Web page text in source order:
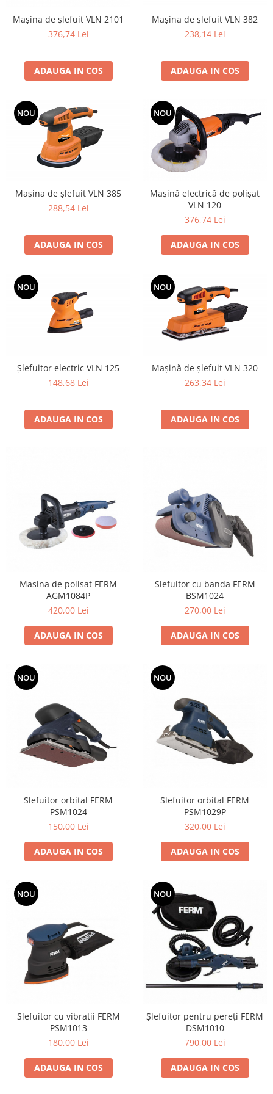
Masini electrice de tuns oi
Motoburghiu
Topoare
Suflante
Compostoare
Tocator resturi vegetale
Tavalugi manuali
Scarificatoare
Tăvălugi pentru gazon
Role de irigat
Aeratoare pentru gazon
Șuruburi autoforante
Utilaje agricole
Motocultoare
Motocositori
Batoze
Mori cereale
Semanatori manuale
Plug de scos cartofi
Rarițe
Freze de pamant
Cositori
Tocatoare agricole
Cultivatoare
Articole electrice
Prelungitoare
Surse de iluminat
Plafoniere
Scule pentru construcții
Betoniere
Ciocane rotopercutoare
Plase gard
Plasa sarma rabit
Sarma moale neagra pentru fierari
si dulgheri; sarma zincata; sarma
Plase umbrire
Plase anti pasari
Plase anti buruieni
Mobilier PVC
Mobilier din PVC pentru casă
Mobilier PVC pentru grădină
Mobilier comercial din PVC
Garduri și porți rezidențiale
Articole de consum industrie
Mașina de șlefuit VLN 2101
376,74 Lei
ADAUGA IN COS
Mașina de șlefuit VLN 382
238,14 Lei
ADAUGA IN COS
NOU
Mașina de șlefuit VLN 385
288,54 Lei
ADAUGA IN COS
NOU
Mașină electrică de polișat
VLN 120
376,74 Lei
ADAUGA IN COS
NOU
Șlefuitor electric VLN 125
148,68 Lei
ADAUGA IN COS
NOU
Mașină de șlefuit VLN 320
263,34 Lei
ADAUGA IN COS
Masina de polisat FERM
AGM1084P
420,00 Lei
ADAUGA IN COS
Slefuitor cu banda FERM
BSM1024
270,00 Lei
ADAUGA IN COS
NOU
Slefuitor orbital FERM
PSM1024
150,00 Lei
ADAUGA IN COS
NOU
Slefuitor orbital FERM
PSM1029P
320,00 Lei
ADAUGA IN COS
NOU
Slefuitor cu vibratii FERM
PSM1013
180,00 Lei
ADAUGA IN COS
NOU
Şlefuitor pentru pereţi FERM
DSM1010
790,00 Lei
ADAUGA IN COS